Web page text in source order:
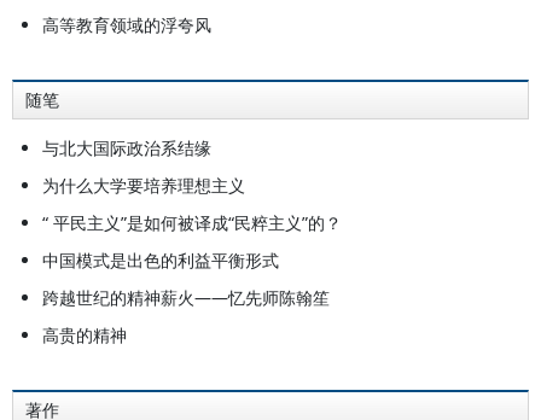
高等教育领域的浮夸风
随笔
与北大国际政治系结缘
为什么大学要培养理想主义
“ 平民主义”是如何被译成“民粹主义”的？
中国模式是出色的利益平衡形式
跨越世纪的精神薪火——忆先师陈翰笙
高贵的精神
著作